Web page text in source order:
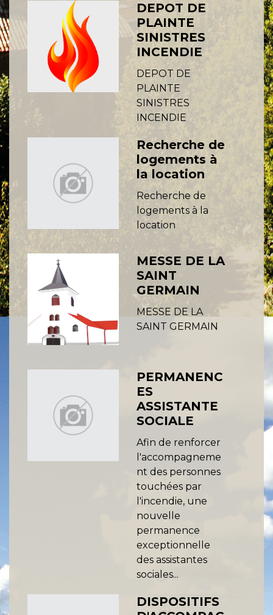
DEPOT DE
PLAINTE
SINISTRES
INCENDIE
DEPOT DE
PLAINTE
SINISTRES
INCENDIE
Recherche de
logements à
la location
Recherche de
logements à la
location
MESSE DE LA
SAINT
GERMAIN
MESSE DE LA
SAINT GERMAIN
PERMANENC
ES
ASSISTANTE
SOCIALE
Afin de renforcer
l'accompagneme
nt des personnes
touchées par
l'incendie, une
nouvelle
permanence
exceptionnelle
des assistantes
sociales...
DISPOSITIFS